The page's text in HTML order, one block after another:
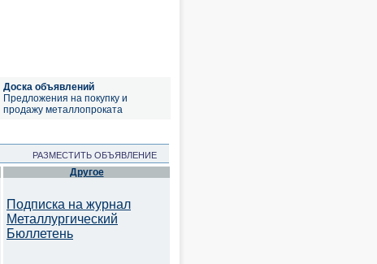
Доска объявлений
Предложения на покупку и
продажу металлопроката
РАЗМЕСТИТЬ ОБЪЯВЛЕНИЕ
Другое
Подписка на журнал
Металлургический
Бюллетень